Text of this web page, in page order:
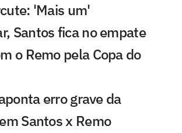
'Mais um'
Santos fica no empate
o Remo pela Copa do
erro grave da
Santos x Remo